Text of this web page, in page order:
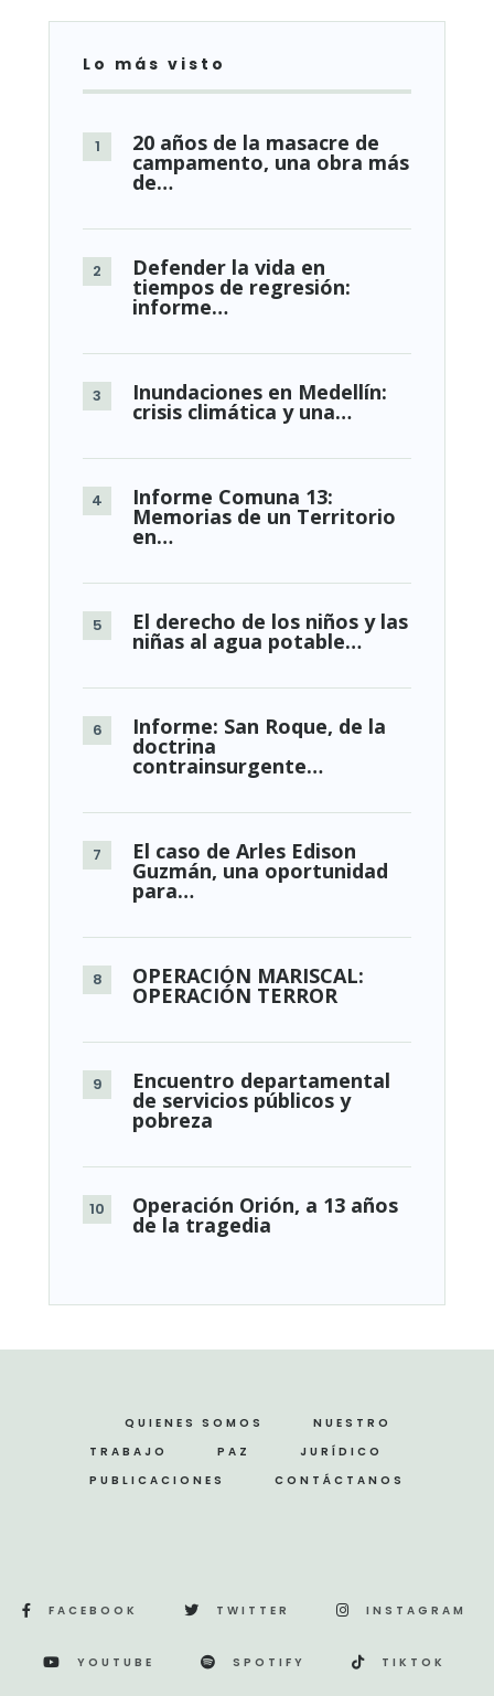
Lo más visto
20 años de la masacre de
campamento, una obra más
de…
Defender la vida en
tiempos de regresión:
informe…
Inundaciones en Medellín:
crisis climática y una…
Informe Comuna 13:
Memorias de un Territorio
en…
El derecho de los niños y las
niñas al agua potable…
Informe: San Roque, de la
doctrina
contrainsurgente…
El caso de Arles Edison
Guzmán, una oportunidad
para…
OPERACIÓN MARISCAL:
OPERACIÓN TERROR
Encuentro departamental
de servicios públicos y
pobreza
Operación Orión, a 13 años
de la tragedia
QUIENES SOMOS
NUESTRO
TRABAJO
PAZ
JURÍDICO
PUBLICACIONES
CONTÁCTANOS
FACEBOOK TWITTER INSTAGRAM
YOUTUBE SPOTIFY TIKTOK